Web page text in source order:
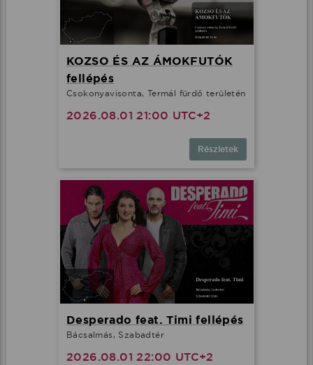
KOZSO ÉS AZ ÁMOKFUTÓK
fellépés
Csokonyavisonta, Termál fürdő területén
2026.08.01 21:00 UTC+2
Részletek
Desperado feat. Timi fellépés
Bácsalmás, Szabadtér
2026.08.01 22:00 UTC+2